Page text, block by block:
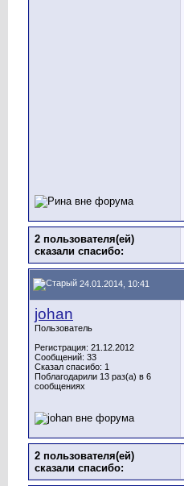
2 пользователя(ей)
сказали cпасибо:
24.01.2014, 10:41
johan
Пользователь
Регистрация: 21.12.2012
Сообщений: 33
Сказал спасибо: 1
Поблагодарили 13 раз(а) в 6
сообщениях
2 пользователя(ей)
сказали cпасибо: